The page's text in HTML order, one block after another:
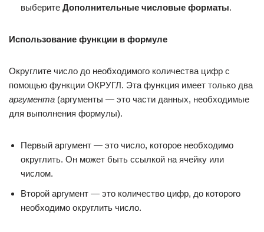
выберите Дополнительные числовые форматы.
Использование функции в формуле
Округлите число до необходимого количества цифр с
помощью функции ОКРУГЛ. Эта функция имеет только два
аргумента (аргументы — это части данных, необходимые
для выполнения формулы).
Первый аргумент — это число, которое необходимо
округлить. Он может быть ссылкой на ячейку или
числом.
Второй аргумент — это количество цифр, до которого
необходимо округлить число.